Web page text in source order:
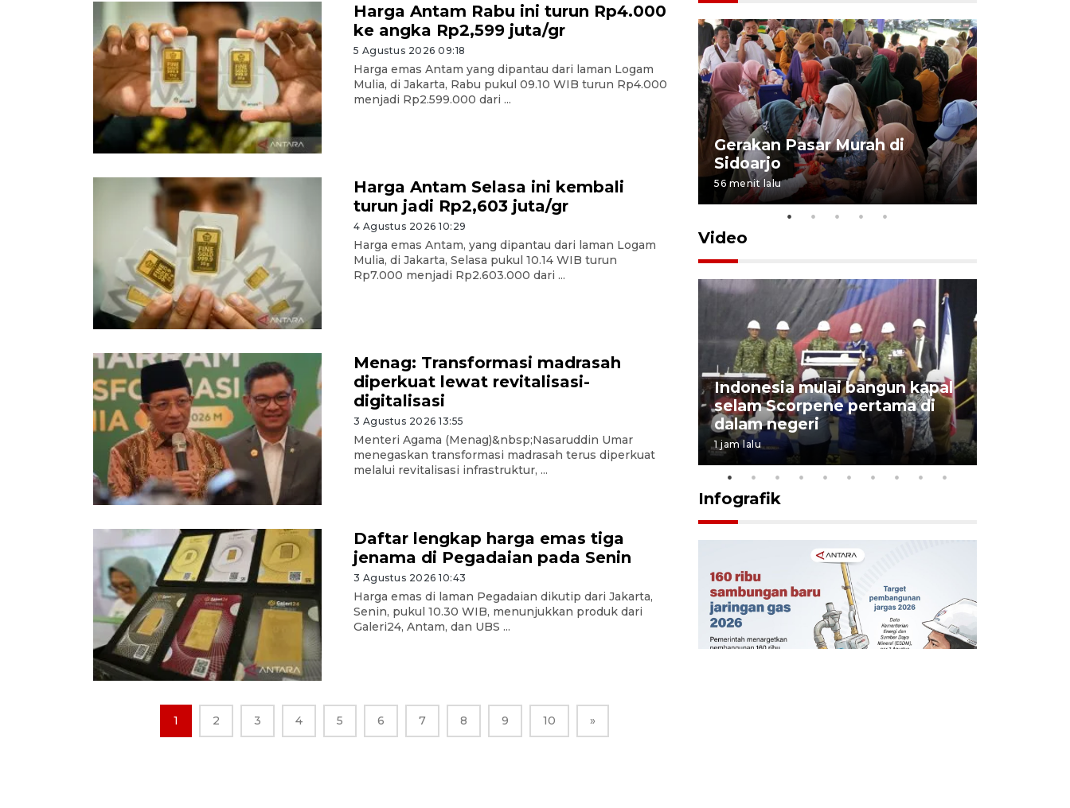
Harga Antam Rabu ini turun Rp4.000
ke angka Rp2,599 juta/gr
5 Agustus 2026 09:18
Harga emas Antam yang dipantau dari laman Logam
Mulia, di Jakarta, Rabu pukul 09.10 WIB turun Rp4.000
menjadi Rp2.599.000 dari ...
Harga Antam Selasa ini kembali
turun jadi Rp2,603 juta/gr
4 Agustus 2026 10:29
Harga emas Antam, yang dipantau dari laman Logam
Mulia, di Jakarta, Selasa pukul 10.14 WIB turun
Rp7.000 menjadi Rp2.603.000 dari ...
Menag: Transformasi madrasah
diperkuat lewat revitalisasi-
digitalisasi
3 Agustus 2026 13:55
Menteri Agama (Menag)&nbsp;Nasaruddin Umar
menegaskan transformasi madrasah terus diperkuat
melalui revitalisasi infrastruktur, ...
Daftar lengkap harga emas tiga
jenama di Pegadaian pada Senin
3 Agustus 2026 10:43
Harga emas di laman Pegadaian dikutip dari Jakarta,
Senin, pukul 10.30 WIB, menunjukkan produk dari
Galeri24, Antam, dan UBS ...
1 2 3 4 5 6 7 8 9 10 »
5 jam lalu
Gerakan Pasar Murah di
Sidoarjo
56 menit lalu
Video
Menteri PPPA tekankan
pentingnya pesantren ramah
santri
5 Agustus 2026 21:16
Indonesia mulai bangun kapal
selam Scorpene pertama di
dalam negeri
1 jam lalu
Infografik